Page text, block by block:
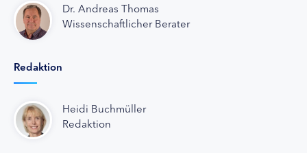
Dr. Andreas Thomas
Wissenschaftlicher Berater
Redaktion
Heidi Buchmüller
Redaktion